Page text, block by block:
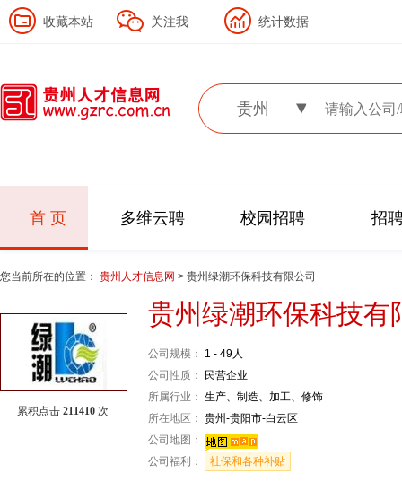
收藏本站 关注我 统计数据
贵州
首 页 多维云聘 校园招聘 招
您当前所在的位置： 贵州人才信息网 > 贵州绿潮环保科技有限公司
累积点击 211410 次
贵州绿潮环保科技有
公司规模：
1 - 49人
公司性质：
民营企业
所属行业： 生产、制造、加工、修饰
所在地区： 贵州-贵阳市-白云区
公司地图：
公司福利：
社保和各种补贴